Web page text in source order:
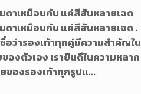
ดาเหมือนกัน แค่สีสันหลายเฉด
ดาเหมือนกัน แค่สีสันหลายเฉด .
ชื่อว่ารองเท้าทุกคู่มีความสำคัญใน
องตัวเอง เรายินดีในความหลาก
ของรองเท้าทุกรูปแ...